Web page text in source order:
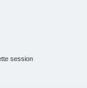
session